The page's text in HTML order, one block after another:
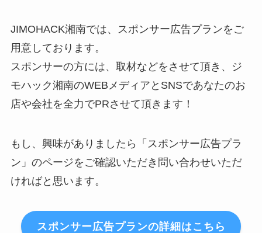
JIMOHACK湘南では、スポンサー広告プランをご
用意しております。
スポンサーの方には、取材などをさせて頂き、ジ
モハック湘南のWEBメディアとSNSであなたのお
店や会社を全力でPRさせて頂きます！
もし、興味がありましたら「スポンサー広告プラ
ン」のページをご確認いただき問い合わせいただ
ければと思います。
スポンサー広告プランの詳細はこちら